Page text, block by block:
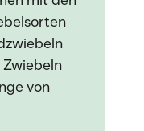
von